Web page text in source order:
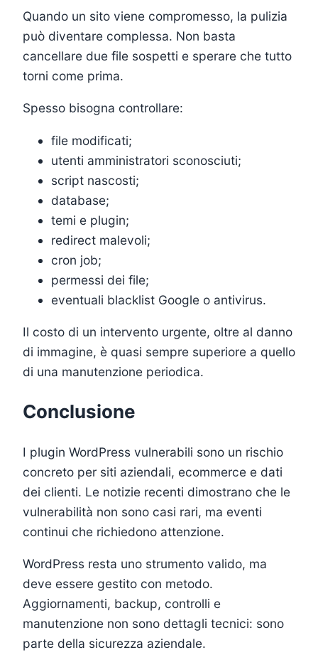
Quando un sito viene compromesso, la pulizia
può diventare complessa. Non basta
cancellare due file sospetti e sperare che tutto
torni come prima.
Spesso bisogna controllare:
file modificati;
utenti amministratori sconosciuti;
script nascosti;
database;
temi e plugin;
redirect malevoli;
cron job;
permessi dei file;
eventuali blacklist Google o antivirus.
Il costo di un intervento urgente, oltre al danno
di immagine, è quasi sempre superiore a quello
di una manutenzione periodica.
Conclusione
I plugin WordPress vulnerabili sono un rischio
concreto per siti aziendali, ecommerce e dati
dei clienti. Le notizie recenti dimostrano che le
vulnerabilità non sono casi rari, ma eventi
continui che richiedono attenzione.
WordPress resta uno strumento valido, ma
deve essere gestito con metodo.
Aggiornamenti, backup, controlli e
manutenzione non sono dettagli tecnici: sono
parte della sicurezza aziendale.